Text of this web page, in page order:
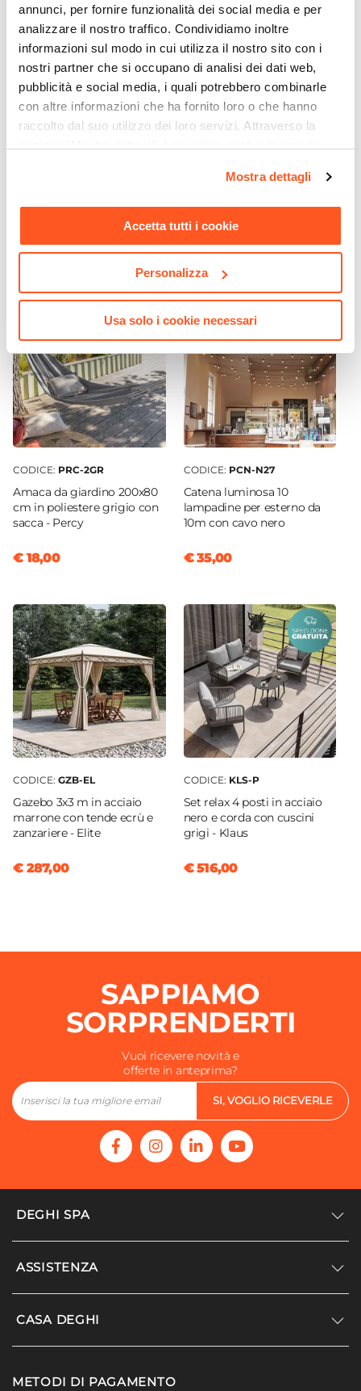
annunci, per fornire funzionalità dei social media e per
analizzare il nostro traffico. Condividiamo inoltre
informazioni sul modo in cui utilizza il nostro sito con i
nostri partner che si occupano di analisi dei dati web,
pubblicità e social media, i quali potrebbero combinarle
con altre informazioni che ha fornito loro o che hanno
raccolto dal suo utilizzo dei loro servizi. Attraverso la
momento. Per maggiori informazioni si invita a leggere la
Mostra dettagli
Accetta tutti i cookie
Personalizza
Usa solo i cookie necessari
Materiale
Acciaio
Colore
Cromo
Dimensioni Trampolino Compatibile
180 cm|244 cm
€ 51,00
polycotone ecrù - Hippie
€ 19,00
CODICE: PRC-2GR
Amaca da giardino 200x80
cm in poliestere grigio con
sacca - Percy
€ 18,00
CODICE: PCN-N27
Catena luminosa 10
lampadine per esterno da
10m con cavo nero
€ 35,00
CODICE: GZB-EL
Gazebo 3x3 m in acciaio
marrone con tende ecrù e
zanzariere - Elite
€ 287,00
CODICE: KLS-P
Set relax 4 posti in acciaio
nero e corda con cuscini
grigi - Klaus
€ 516,00
SAPPIAMO
SORPRENDERTI
Vuoi ricevere novità e
offerte in anteprima?
SI, VOGLIO RICEVERLE
DEGHI SPA
Accedi/Registrati
Modello organizzativo e codice etico
ASSISTENZA
Supporto
Agevolazioni fiscali
CASA DEGHI
I nostri luoghi
METODI DI PAGAMENTO